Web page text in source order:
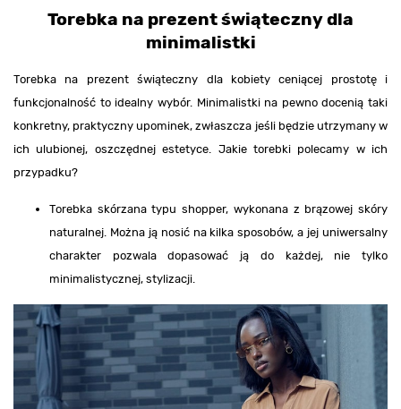
Torebka na prezent świąteczny dla
minimalistki
Torebka na prezent świąteczny dla kobiety ceniącej prostotę i
funkcjonalność to idealny wybór. Minimalistki na pewno docenią taki
konkretny, praktyczny upominek, zwłaszcza jeśli będzie utrzymany w
ich ulubionej, oszczędnej estetyce. Jakie torebki polecamy w ich
przypadku?
Torebka skórzana typu shopper, wykonana z brązowej skóry
naturalnej. Można ją nosić na kilka sposobów, a jej uniwersalny
charakter pozwala dopasować ją do każdej, nie tylko
minimalistycznej, stylizacji.